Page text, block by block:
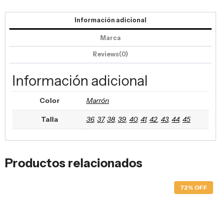
Información adicional
Marca
Reviews(0)
Información adicional
Color Marrón
Talla 36, 37,38, 39, 40, 41, 42 43, 44, 45
Productos relacionados
72% OFF